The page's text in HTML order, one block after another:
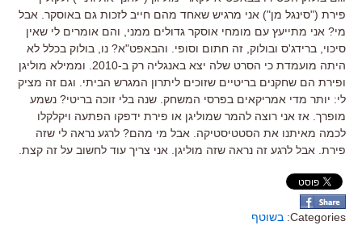
פירת ("סינגל מן") אני מרגיש שאחד מהם חייב לזכות גם באוסקר. אבל
מי? אני מתייעץ עם מומחי אוסקר גדולים ממני, והם אומרים לי שאין
סיכוי, ברידג'ס ובולוק, זה חתום וסופי. והבאפט"א? נו, בולוק בכלל לא
היתה מועמדת כי הסרט שלה יצא באנגליה רק ב-2010. וממילא מוליגן
ופירת הם שחקנים בריטיים שזוכים ליתרון המגרש הביתי. וגם זה מציק
לי: יותר מדי אמריקאים בפרסי המשחק. שנה בלי זוכה בריטי? נשמע
מופרך. אז אני רוצה להמר שמוליגן או פירת ידפקו הפתעה ויקלקלו
לכמה מאיתנו את הסטטיסטיקה. אבל מי מהם? לרגע נראה לי שזה
פירת. אבל לרגע זה נראה שזה מוליגן. אני צריך עוד לחשוב על זה קצת.
Categories: בשוטף